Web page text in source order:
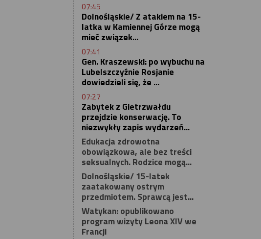
07:45
Dolnośląskie/ Z atakiem na 15-
latka w Kamiennej Górze mogą
mieć związek...
07:41
Gen. Kraszewski: po wybuchu na
Lubelszczyźnie Rosjanie
dowiedzieli się, że ...
07:27
Zabytek z Gietrzwałdu
przejdzie konserwację. To
niezwykły zapis wydarzeń...
Edukacja zdrowotna
obowiązkowa, ale bez treści
seksualnych. Rodzice mogą...
Dolnośląskie/ 15-latek
zaatakowany ostrym
przedmiotem. Sprawcą jest...
Watykan: opublikowano
program wizyty Leona XIV we
Francji